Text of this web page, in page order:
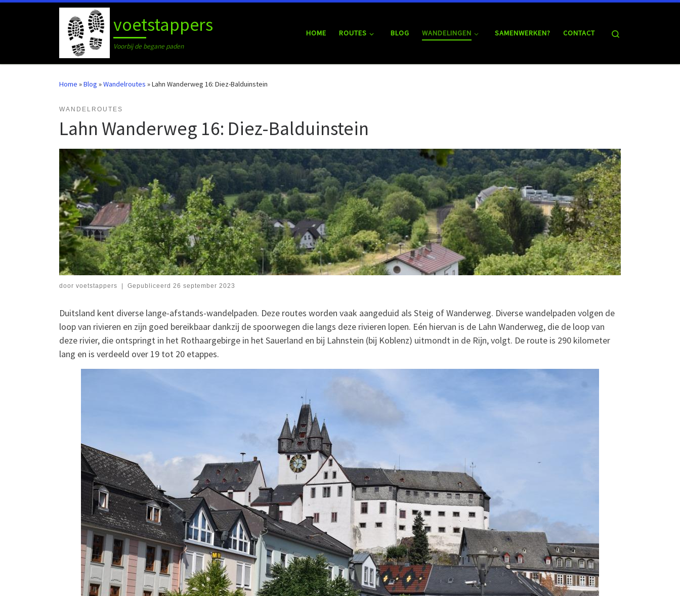
voetstappers
Voorbij de begane paden
HOME ROUTES BLOG WANDELINGEN SAMENWERKEN? CONTACT
Home »Blog »Wandelroutes »Lahn Wanderweg 16: Diez-Balduinstein
WANDELROUTES
Lahn Wanderweg 16: Diez-Balduinstein
door voetstappers Gepubliceerd 26 september 2023
Duitsland kent diverse lange-afstands-wandelpaden. Deze routes worden vaak aangeduid als Steig of Wanderweg. Diverse wandelpaden volgen de
loop van rivieren en zijn goed bereikbaar dankzij de spoorwegen die langs deze rivieren lopen. Eén hiervan is de Lahn Wanderweg, die de loop van
deze rivier, die ontspringt in het Rothaargebirge in het Sauerland en bij Lahnstein (bij Koblenz) uitmondt in de Rijn, volgt. De route is 290 kilometer
lang en is verdeeld over 19 tot 20 etappes.